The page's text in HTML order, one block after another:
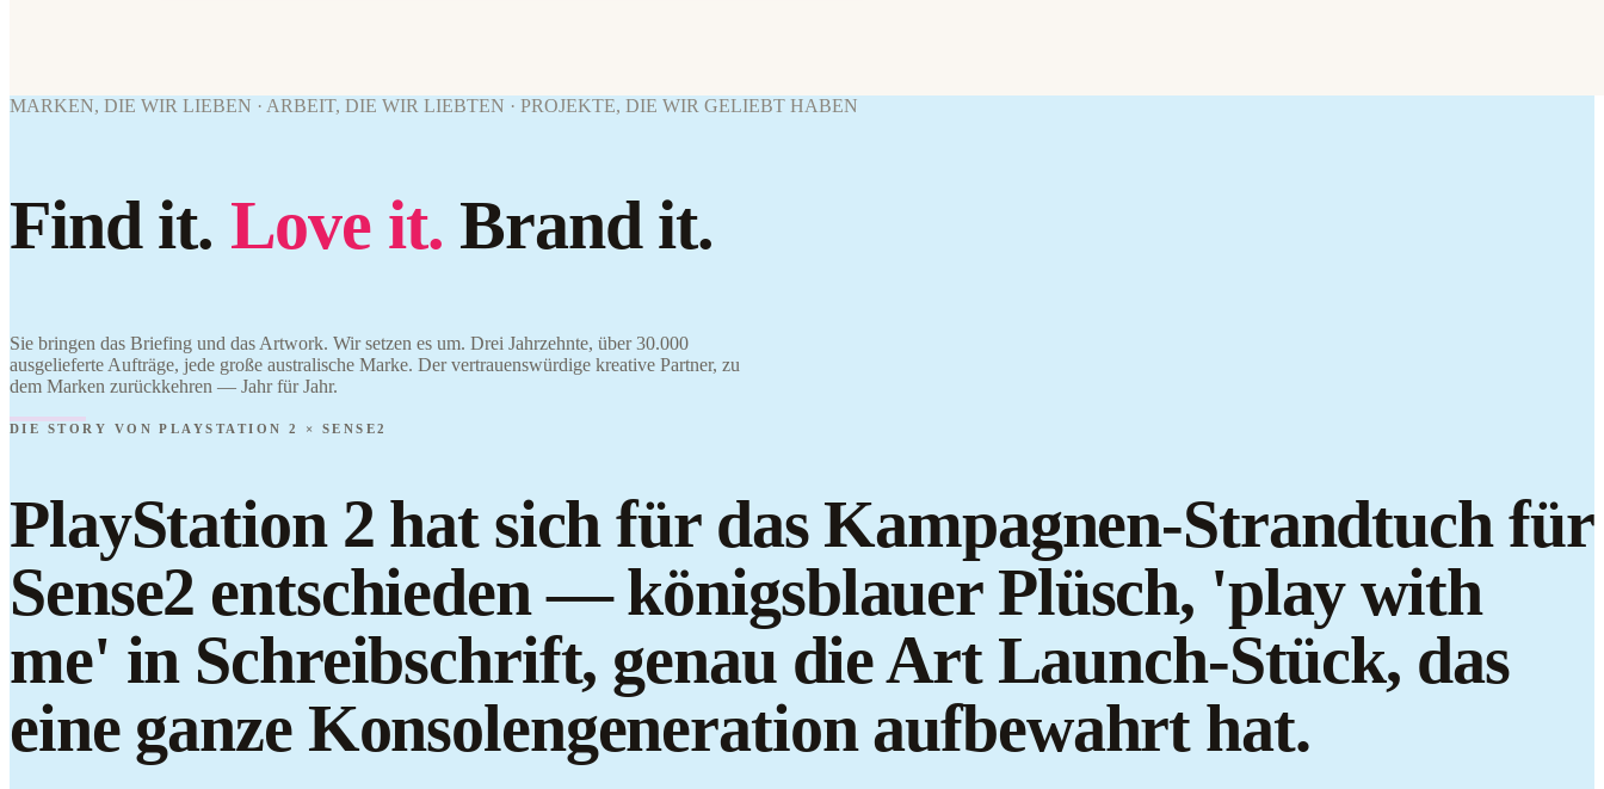
MARKEN, DIE WIR LIEBEN · ARBEIT, DIE WIR LIEBTEN · PROJEKTE, DIE WIR GELIEBT HABEN
Find it. Love it. Brand it.
Sie bringen das Briefing und das Artwork. Wir setzen es um. Drei Jahrzehnte, über 30.000
ausgelieferte Aufträge, jede große australische Marke. Der vertrauenswürdige kreative Partner, zu
dem Marken zurückkehren — Jahr für Jahr.
DIE STORY VON PLAYSTATION 2 × SENSE2
PlayStation 2 hat sich für das Kampagnen-Strandtuch für
Sense2 entschieden — königsblauer Plüsch, 'play with
me' in Schreibschrift, genau die Art Launch-Stück, das
eine ganze Konsolengeneration aufbewahrt hat.